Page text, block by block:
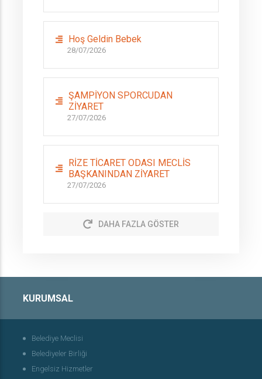
Hoş Geldin Bebek
28/07/2026
ŞAMPİYON SPORCUDAN
ZİYARET
27/07/2026
RİZE TİCARET ODASI MECLİS
BAŞKANINDAN ZİYARET
27/07/2026
DAHA FAZLA GÖSTER
KURUMSAL
Belediye Meclisi
Belediyeler Birliği
Engelsiz Hizmetler